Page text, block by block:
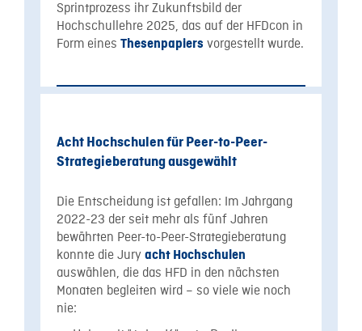
Sprintprozess ihr Zukunftsbild der
Hochschullehre 2025, das auf der HFDcon in
Form eines Thesenpapiers vorgestellt wurde.
Acht Hochschulen für Peer-to-Peer-
Strategieberatung ausgewählt
Die Entscheidung ist gefallen: Im Jahrgang
2022-23 der seit mehr als fünf Jahren
bewährten Peer-to-Peer-Strategieberatung
konnte die Jury acht Hochschulen
auswählen, die das HFD in den nächsten
Monaten begleiten wird – so viele wie noch
nie: